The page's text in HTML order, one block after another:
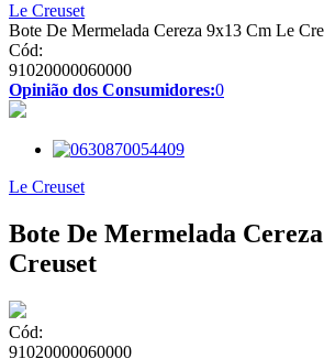
Le Creuset
Bote De Mermelada Cereza 9x13 Cm Le
Cód:
91020000060000
Opinião dos Consumidores:0
Le Creuset
Bote De Mermelada
Creuset
Cód:
91020000060000